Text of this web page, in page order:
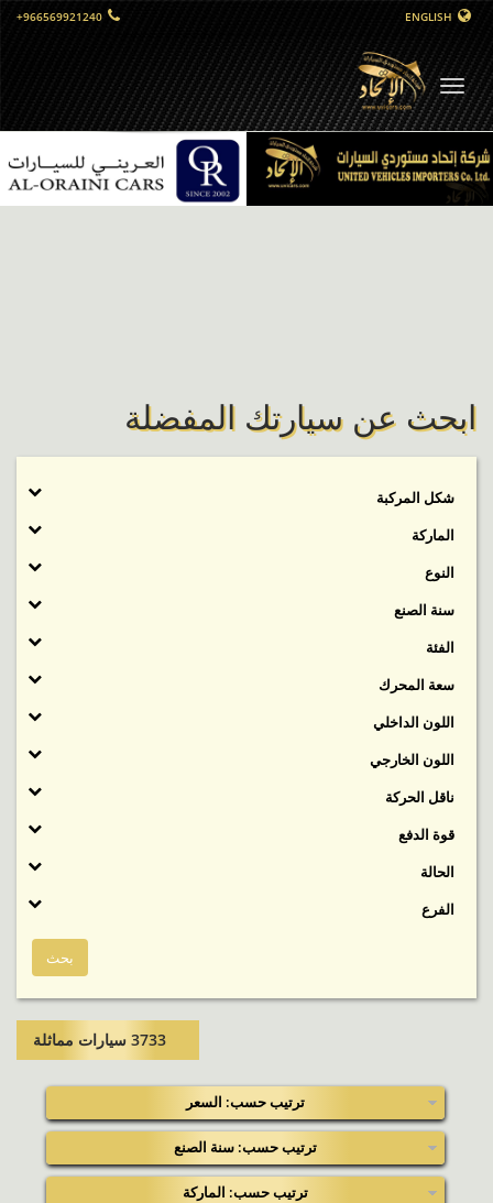
ENGLISH
+966569921240
التبديل
الملاحي
ابحث عن سيارتك المفضلة
شكل المركبة
الماركة
النوع
سنة الصنع
الفئة
‬سعة المحرك
اللون الداخلي
اللون الخارجي
ناقل الحركة
قوة الدفع
الحالة
الفرع
3733 سيارات مماثلة​
ترتيب حسب: السعر
ترتيب حسب: سنة الصنع
ترتيب حسب: الماركة